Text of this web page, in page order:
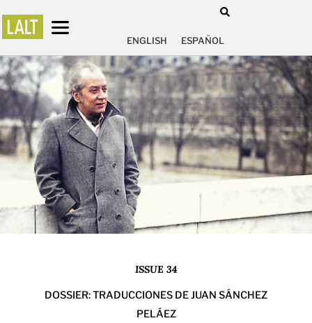
ENGLISH ESPAÑOL
ISSUE 34
DOSSIER: TRADUCCIONES DE JUAN SÁNCHEZ
PELÁEZ